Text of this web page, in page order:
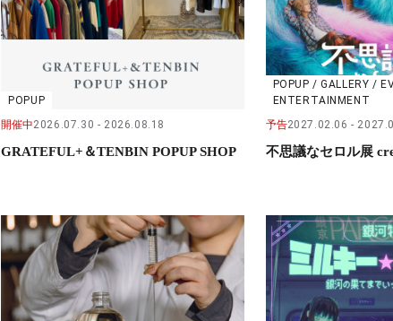
POPUP
開催中2026.07.30 2026.08.18
GRATEFUL+＆TENBIN POPUP SHOP
POPUP / GALLERY /
ENTERTAINMENT
予告2027.02.06
不思議なセロル展